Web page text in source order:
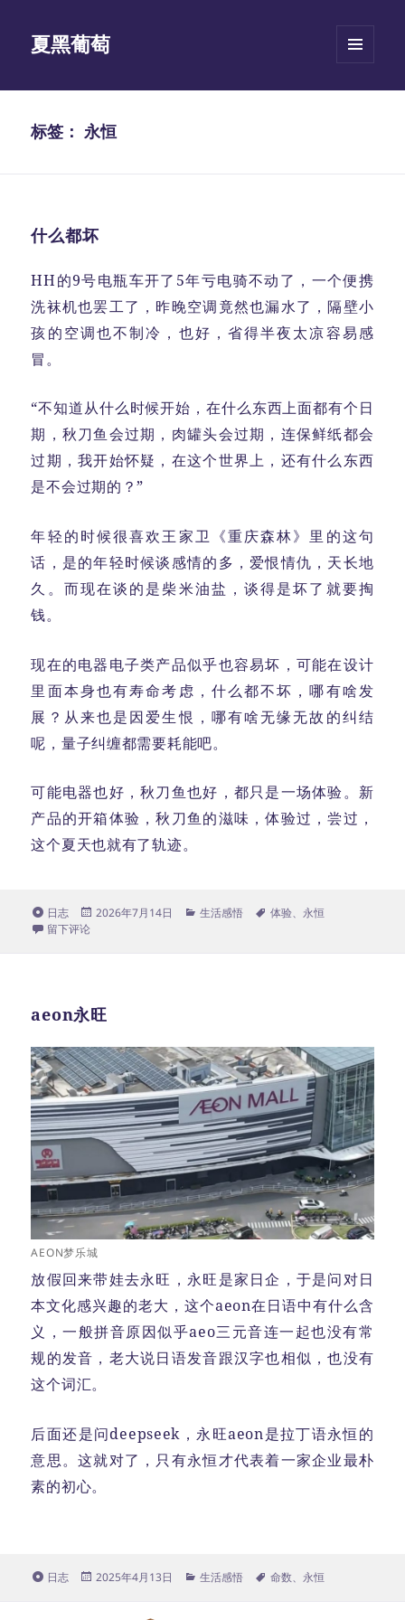
夏黑葡萄
挂件
标签：永恒
什么都坏
HH的9号电瓶车开了5年亏电骑不动了，一个便携
洗袜机也罢工了，昨晚空调竟然也漏水了，隔壁小
孩的空调也不制冷，也好，省得半夜太凉容易感
冒。
“不知道从什么时候开始，在什么东西上面都有个日
期，秋刀鱼会过期，肉罐头会过期，连保鲜纸都会
过期，我开始怀疑，在这个世界上，还有什么东西
是不会过期的？”
年轻的时候很喜欢王家卫《重庆森林》里的这句
话，是的年轻时候谈感情的多，爱恨情仇，天长地
久。而现在谈的是柴米油盐，谈得是坏了就要掏
钱。
现在的电器电子类产品似乎也容易坏，可能在设计
里面本身也有寿命考虑，什么都不坏，哪有啥发
展？从来也是因爱生恨，哪有啥无缘无故的纠结
呢，量子纠缠都需要耗能吧。
可能电器也好，秋刀鱼也好，都只是一场体验。新
产品的开箱体验，秋刀鱼的滋味，体验过，尝过，
这个夏天也就有了轨迹。
格
式
日志
发
2026年7月14日
分
生活感悟
标
体验、 永恒
于什么都坏
留下评论
aeon永旺
AEON梦乐城
放假回来带娃去永旺，永旺是家日企，于是问对日
本文化感兴趣的老大，这个aeon在日语中有什么含
义，一般拼音原因似乎aeo三元音连一起也没有常
规的发音，老大说日语发音跟汉字也相似，也没有
这个词汇。
后面还是问deepseek，永旺aeon是拉丁语永恒的
意思。这就对了，只有永恒才代表着一家企业最朴
素的初心。
格
日志
发
2025年4月13日
分
生活感悟
标
命数、 永恒